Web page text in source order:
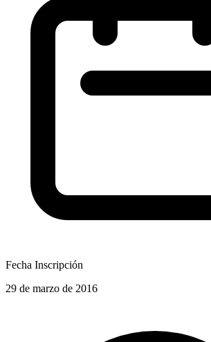
Fecha Inscripción
29 de marzo de 2016